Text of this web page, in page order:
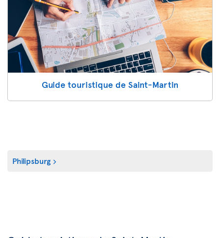
Guide touristique de Saint-Martin
Philipsburg